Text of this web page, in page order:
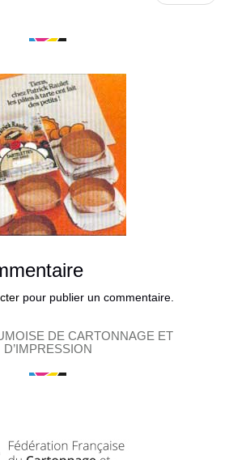
pour publier un commentaire.
DE CARTONNAGE ET
D’IMPRESSION